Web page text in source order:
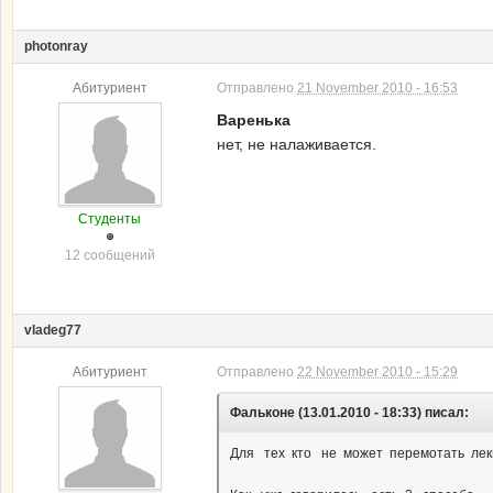
photonray
Абитуриент
Студенты
12 сообщений
Отправлено 21 November 2010 - 16:53
Варенька
нет, не налаживается.
vladeg77
Абитуриент Отправлено 22 November 2010 - 15:29
Фальконе (13.01.2010 - 18:33) писал:
Для тех кто не может перемотать